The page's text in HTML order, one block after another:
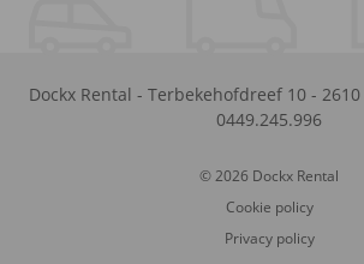
Dockx Rental - Terbekehofdreef 10 - 2610
0449.245.996
© 2026 Dockx Rental
Cookie policy
Privacy policy